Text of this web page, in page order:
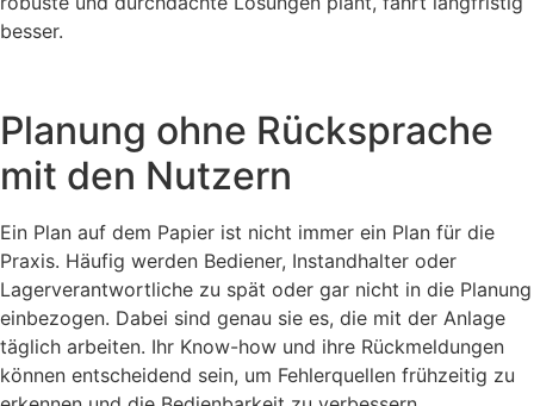
besser.
Planung ohne Rücksprache
mit den Nutzern
Ein Plan auf dem Papier ist nicht immer ein Plan für die
Praxis. Häufig werden Bediener, Instandhalter oder
Lagerverantwortliche zu spät oder gar nicht in die Planung
einbezogen. Dabei sind genau sie es, die mit der Anlage
täglich arbeiten. Ihr Know-how und ihre Rückmeldungen
können entscheidend sein, um Fehlerquellen frühzeitig zu